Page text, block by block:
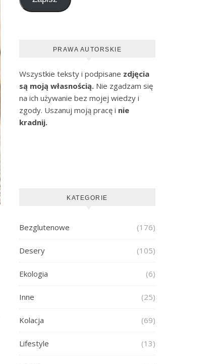
PRAWA AUTORSKIE
Wszystkie teksty i podpisane zdjęcia
są moją własnością. Nie zgadzam się
na ich używanie bez mojej wiedzy i
zgody. Uszanuj moją pracę i nie
kradnij.
KATEGORIE
Bezglutenowe (176)
Desery (105)
Ekologia (6)
Inne (25)
Kolacja (69)
Lifestyle (13)